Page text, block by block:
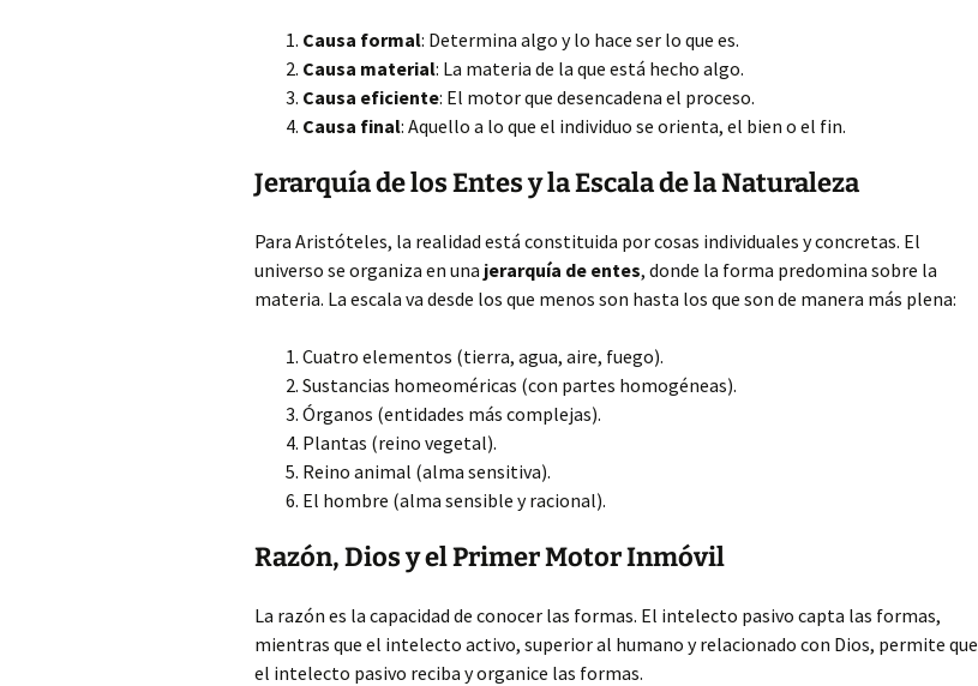
Causa formal: Determina algo y lo hace ser lo que es.
Causa material: La materia de la que está hecho algo.
Causa eficiente: El motor que desencadena el proceso.
Causa final: Aquello a lo que el individuo se orienta, el bien o el fin.
Jerarquía de los Entes y la Escala de la Naturaleza
Para Aristóteles, la realidad está constituida por cosas individuales y concretas. El
universo se organiza en una jerarquía de entes, donde la forma predomina sobre la
materia. La escala va desde los que menos son hasta los que son de manera más plena:
Cuatro elementos (tierra, agua, aire, fuego).
Sustancias homeoméricas (con partes homogéneas).
Órganos (entidades más complejas).
Plantas (reino vegetal).
Reino animal (alma sensitiva).
El hombre (alma sensible y racional).
Razón, Dios y el Primer Motor Inmóvil
La razón es la capacidad de conocer las formas. El intelecto pasivo capta las formas,
mientras que el intelecto activo, superior al humano y relacionado con Dios, permite que
el intelecto pasivo reciba y organice las formas.